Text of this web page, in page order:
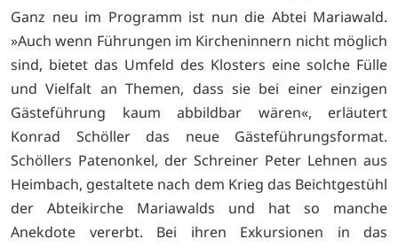
Ganz neu im Programm ist nun die Abtei Mariawald.
»Auch wenn Führungen im Kircheninnern nicht möglich
sind, bietet das Umfeld des Klosters eine solche Fülle
und Vielfalt an Themen, dass sie bei einer einzigen
Gästeführung kaum abbildbar wären«, erläutert
Konrad Schöller das neue Gästeführungsformat.
Schöllers Patenonkel, der Schreiner Peter Lehnen aus
Heimbach, gestaltete nach dem Krieg das Beichtgestühl
der Abteikirche Mariawalds und hat so manche
Anekdote vererbt. Bei ihren Exkursionen in das